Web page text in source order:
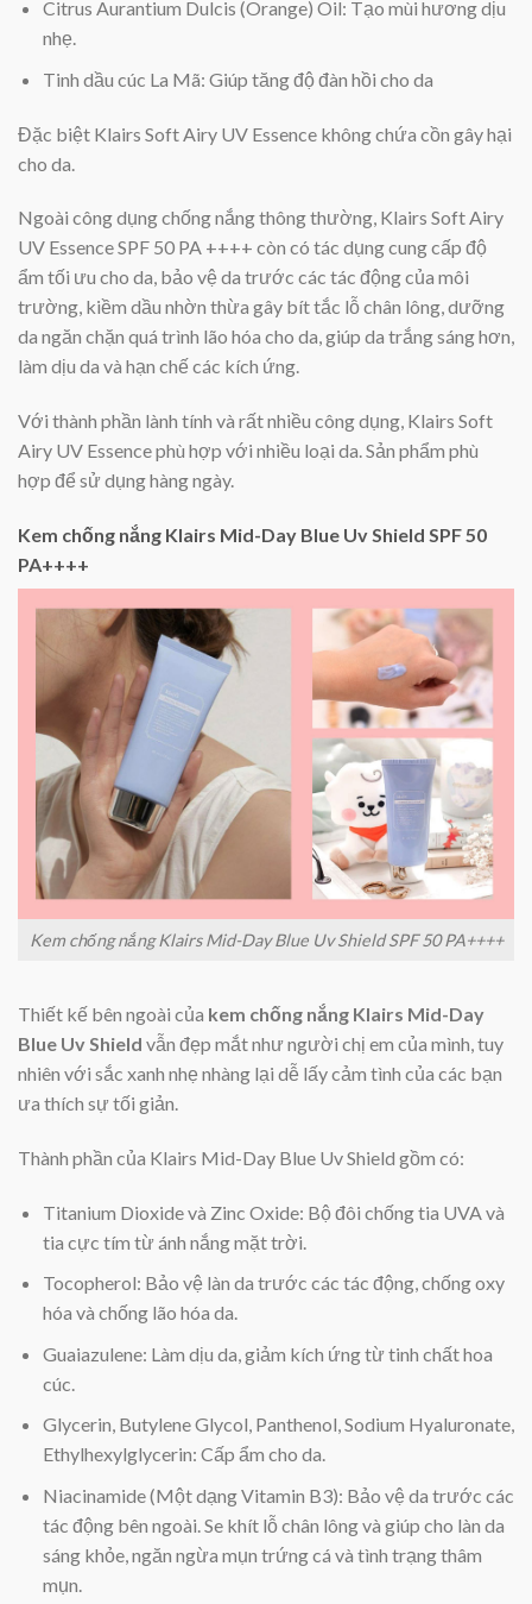
Citrus Aurantium Dulcis (Orange) Oil: Tạo mùi hương dịu
nhẹ.
Tinh dầu cúc La Mã: Giúp tăng độ đàn hồi cho da
Đặc biệt Klairs Soft Airy UV Essence không chứa cồn gây hại
cho da.
Ngoài công dụng chống nắng thông thường, Klairs Soft Airy
UV Essence SPF 50 PA ++++ còn có tác dụng cung cấp độ
ẩm tối ưu cho da, bảo vệ da trước các tác động của môi
trường, kiềm dầu nhờn thừa gây bít tắc lỗ chân lông, dưỡng
da ngăn chặn quá trình lão hóa cho da, giúp da trắng sáng hơn,
làm dịu da và hạn chế các kích ứng.
Với thành phần lành tính và rất nhiều công dụng, Klairs Soft
Airy UV Essence phù hợp với nhiều loại da. Sản phẩm phù
hợp để sử dụng hàng ngày.
Kem chống nắng Klairs Mid-Day Blue Uv Shield SPF 50
PA++++
Kem chống nắng Klairs Mid-Day Blue Uv Shield SPF 50 PA++++
Thiết kế bên ngoài của kem chống nắng Klairs Mid-Day
Blue Uv Shield vẫn đẹp mắt như người chị em của mình, tuy
nhiên với sắc xanh nhẹ nhàng lại dễ lấy cảm tình của các bạn
ưa thích sự tối giản.
Thành phần của Klairs Mid-Day Blue Uv Shield gồm có:
Titanium Dioxide và Zinc Oxide: Bộ đôi chống tia UVA và
tia cực tím từ ánh nắng mặt trời.
Tocopherol: Bảo vệ làn da trước các tác động, chống oxy
hóa và chống lão hóa da.
Guaiazulene: Làm dịu da, giảm kích ứng từ tinh chất hoa
cúc.
Glycerin, Butylene Glycol, Panthenol, Sodium Hyaluronate,
Ethylhexylglycerin: Cấp ẩm cho da.
Niacinamide (Một dạng Vitamin B3): Bảo vệ da trước các
tác động bên ngoài. Se khít lỗ chân lông và giúp cho làn da
sáng khỏe, ngăn ngừa mụn trứng cá và tình trạng thâm
mụn.